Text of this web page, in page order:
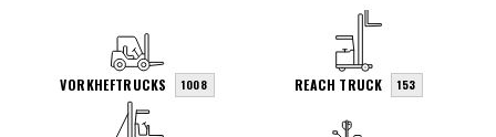
VORKHEFTRUCKS 1008 REACH TRUCK 153